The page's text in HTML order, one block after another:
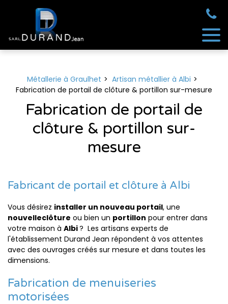
Métallerie à Graulhet
Artisan métallier à Albi
Fabrication de portail de clôture & portillon sur-mesure
Fabrication de portail de
clôture & portillon sur-
mesure
Fabricant de portail et clôture à Albi
Vous désirez installer un nouveau portail, une
nouvelleclôture ou bien un portillon pour entrer dans
votre maison à Albi? Les artisans experts de
l'établissement Durand Jean répondent à vos attentes
avec des ouvrages créés sur mesure et dans toutes les
dimensions.
Fabrication de menuiseries
motorisées